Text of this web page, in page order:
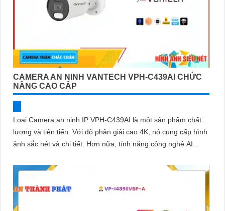
CAMERA AN NINH VANTECH VPH-C439AI CHỨC
NĂNG CAO CẤP
Loại Camera an ninh IP VPH-C439AI là một sản phẩm chất
lượng và tiên tiến. Với độ phân giải cao 4K, nó cung cấp hình
ảnh sắc nét và chi tiết. Hơn nữa, tính năng công nghệ AI...